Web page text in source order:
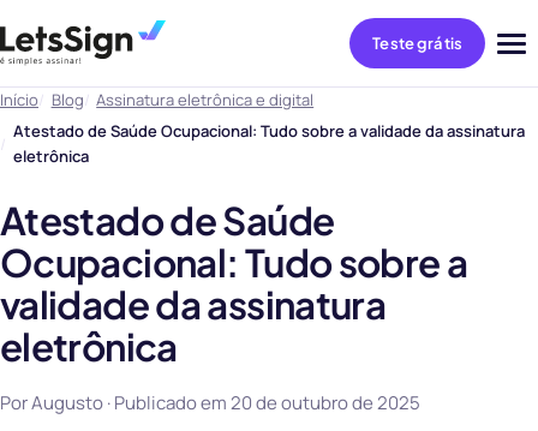
Teste grátis
Início Blog
Assinatura eletrônica e digital
Atestado de Saúde Ocupacional: Tudo sobre a validade da assinatura
eletrônica
Atestado de Saúde
Ocupacional: Tudo sobre a
validade da assinatura
eletrônica
Por Augusto · Publicado em20 de outubro de 2025